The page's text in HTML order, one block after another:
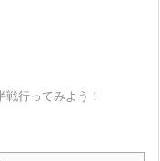
戦行ってみよう！